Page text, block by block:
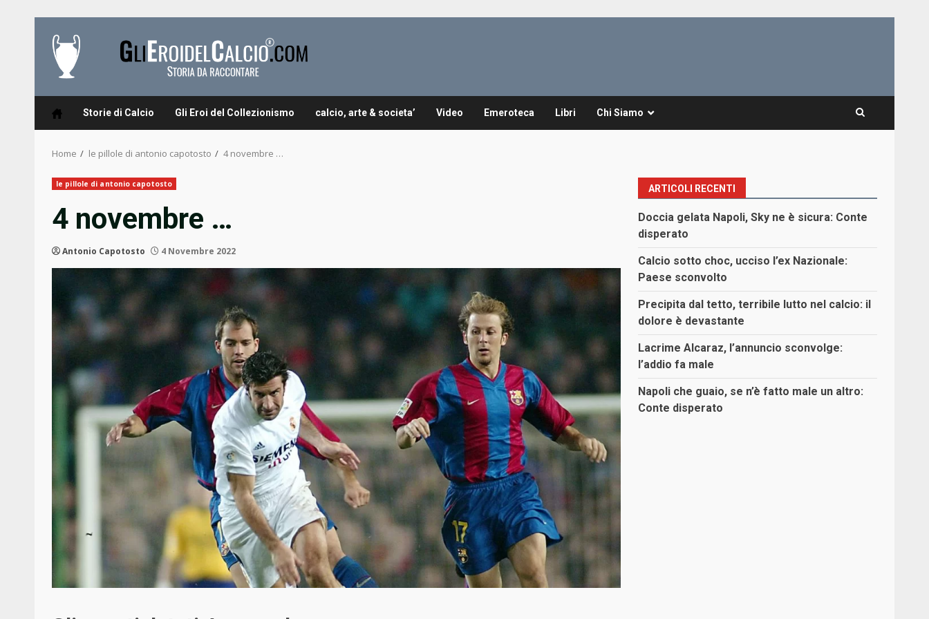
content
Storie di Calcio Gli Eroi del Collezionismo calcio, arte & societa’ Video Emeroteca Libri Chi Siamo
Home le pillole di antonio capotosto 4 novembre …
le pillole di antonio capotosto
4 novembre …
Antonio Capotosto 4 Novembre 2022
ARTICOLI RECENTI
Doccia gelata Napoli, Sky ne è sicura: Conte
disperato
Calcio sotto choc, ucciso l’ex Nazionale:
Paese sconvolto
Precipita dal tetto, terribile lutto nel calcio: il
dolore è devastante
Lacrime Alcaraz, l’annuncio sconvolge:
l’addio fa male
Napoli che guaio, se n’è fatto male un altro:
Conte disperato